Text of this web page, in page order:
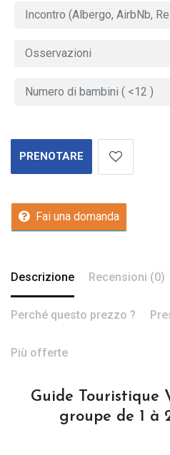
PRENOTARE
Fai una domanda
Descrizione Recensioni (0)
Perché questo prezzo ?
Più offerte
Guide Touristique
groupe de 1 à